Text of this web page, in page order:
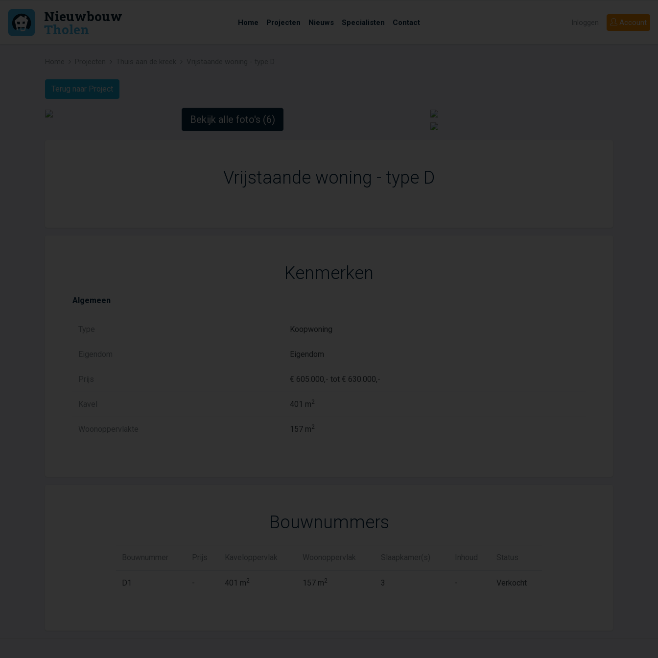
Nieuwbouw
Tholen Home Projecten Nieuws Specialisten Contact Account
Inloggen
Terug naar Project
Bekijk alle foto's (6)
Vrijstaande woning - type D
Kenmerken
Algemeen
Type Koopwoning
Eigendom Eigendom
Prijs € 605.000,- tot € 630.000,-
Kavel 401 m2
Woonoppervlakte 157 m2
Bouwnummers
Bouwnummer Prijs Kaveloppervlak Woonoppervlak Slaapkamer(s) Inhoud Status
D1 - 401 m2 157 m2 3 - Verkocht